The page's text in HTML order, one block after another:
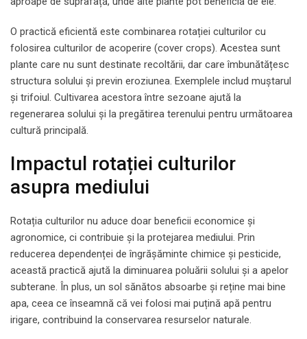
O practică eficientă este combinarea rotației culturilor cu
folosirea culturilor de acoperire (cover crops). Acestea sunt
plante care nu sunt destinate recoltării, dar care îmbunătățesc
structura solului și previn eroziunea. Exemplele includ muștarul
și trifoiul. Cultivarea acestora între sezoane ajută la
regenerarea solului și la pregătirea terenului pentru următoarea
cultură principală.
Impactul rotației culturilor
asupra mediului
Rotația culturilor nu aduce doar beneficii economice și
agronomice, ci contribuie și la protejarea mediului. Prin
reducerea dependenței de îngrășăminte chimice și pesticide,
această practică ajută la diminuarea poluării solului și a apelor
subterane. În plus, un sol sănătos absoarbe și reține mai bine
apa, ceea ce înseamnă că vei folosi mai puțină apă pentru
irigare, contribuind la conservarea resurselor naturale.